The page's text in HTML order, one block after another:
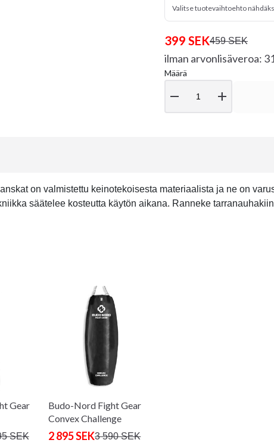
Valitse tuotevaihtoehto
399 SEK459 SEK
ilman arvonlisäveroa:
Määrä
remove add
on valmistettu keinotekoisesta materiaalista ja ne on
säätelee kosteutta käytön aikana. Ranneke
Gear
SEK
Budo-Nord Fight Gear
Convex Challenge
nyrkkeilykassi
2 895 SEK3 590 SEK